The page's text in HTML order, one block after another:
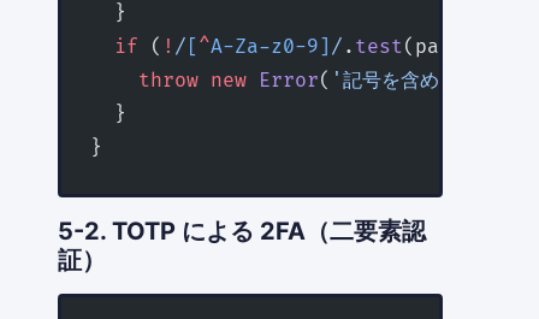
  }
  if
( ! / [ ^A-Za-z0-9] / . test
    throw
new Error( '記号を含める必要が
  }
}
5-2. TOTP による 2FA（二要素認
証）